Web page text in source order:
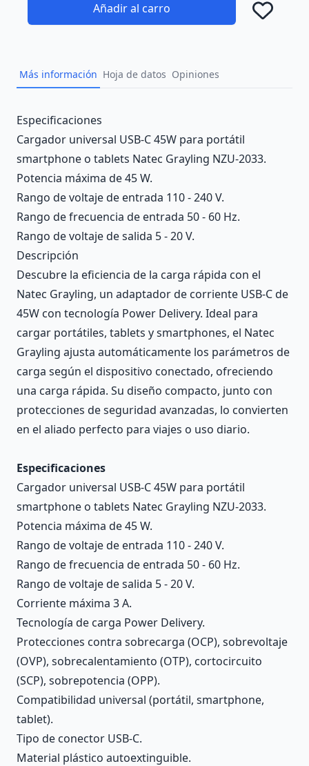
Añadir al carro
Más información Hoja de datos Opiniones
Description
Especificaciones
Cargador universal USB-C 45W para portátil
smartphone o tablets Natec Grayling NZU-2033.
Potencia máxima de 45 W.
Rango de voltaje de entrada 110 - 240 V.
Rango de frecuencia de entrada 50 - 60 Hz.
Rango de voltaje de salida 5 - 20 V.
Descripción
Descubre la eficiencia de la carga rápida con el
Natec Grayling, un adaptador de corriente USB-C de
45W con tecnología Power Delivery. Ideal para
cargar portátiles, tablets y smartphones, el Natec
Grayling ajusta automáticamente los parámetros de
carga según el dispositivo conectado, ofreciendo
una carga rápida. Su diseño compacto, junto con
protecciones de seguridad avanzadas, lo convierten
en el aliado perfecto para viajes o uso diario.
Especificaciones
Cargador universal USB-C 45W para portátil
smartphone o tablets Natec Grayling NZU-2033.
Potencia máxima de 45 W.
Rango de voltaje de entrada 110 - 240 V.
Rango de frecuencia de entrada 50 - 60 Hz.
Rango de voltaje de salida 5 - 20 V.
Corriente máxima 3 A.
Tecnología de carga Power Delivery.
Protecciones contra sobrecarga (OCP), sobrevoltaje
(OVP), sobrecalentamiento (OTP), cortocircuito
(SCP), sobrepotencia (OPP).
Compatibilidad universal (portátil, smartphone,
tablet).
Tipo de conector USB-C.
Material plástico autoextinguible.